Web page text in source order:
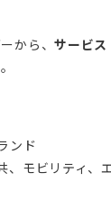
から、サービ
ンド
、モビリティ、